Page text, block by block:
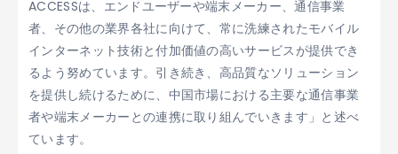
ACCESSは、エンドユーザーや端末メーカー、通信事業
者、その他の業界各社に向けて、常に洗練されたモバイル
インターネット技術と付加価値の高いサービスが提供でき
るよう努めています。引き続き、高品質なソリューション
を提供し続けるために、中国市場における主要な通信事業
者や端末メーカーとの連携に取り組んでいきます」と述べ
ています。